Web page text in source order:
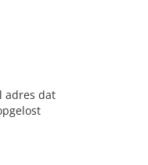
adres dat